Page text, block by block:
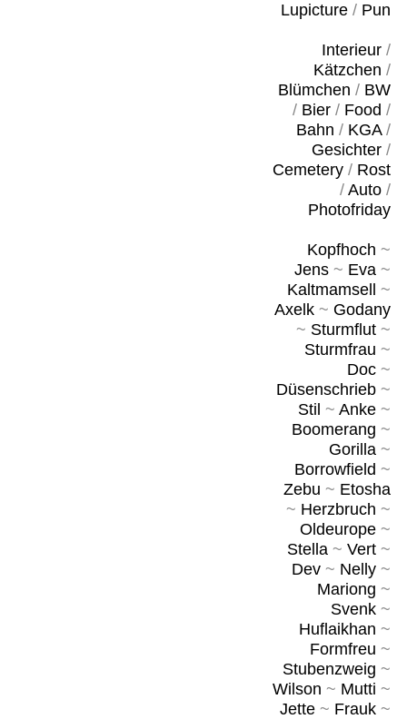
Lupicture/ Pun
Interieur/
Kätzchen /
Blümchen / BW
/ Bier/ Food /
Bahn / KGA/
Gesichter/
Cemetery/ Rost
/ Auto/
Photofriday
Kopfhoch ~
Jens~ Eva~
Kaltmamsell
~
Axelk~ Godany
~ Sturmflut~
Sturmfrau ~
Doc~
Düsenschrieb~
Stil ~ Anke~
Boomerang ~
Gorilla~
Borrowfield ~
Zebu ~ Etosha
~ Herzbruch ~
Oldeurope~
Stella~ Vert~
Dev~ Nelly~
Mariong ~
Svenk~
Huflaikhan ~
Formfreu ~
Stubenzweig ~
Wilson ~ Mutti ~
Jette~ Frauk~